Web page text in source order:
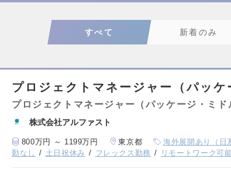
すべて 新着のみ
プロジェクトマネージャー（パッケ
プロジェクトマネージャー（パッケージ・ミド
株式会社アルファスト
800万円 ～ 1199万円 東京都 海外展開あり（日
勤なし
土日祝休み フレックス勤務 リモートワーク可